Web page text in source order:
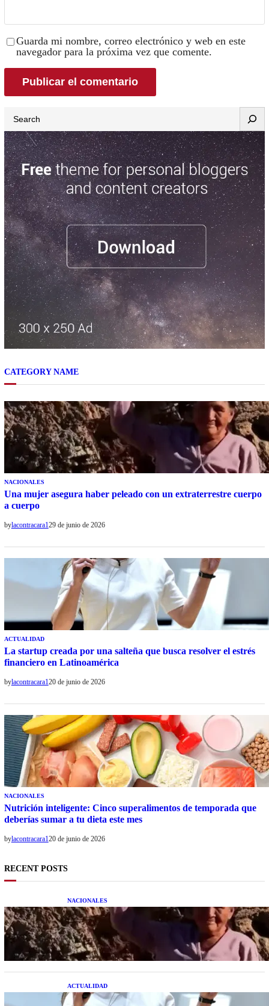
Guarda mi nombre, correo electrónico y web en este
navegador para la próxima vez que comente.
CATEGORY NAME
NACIONALES
Una mujer asegura haber peleado con un extraterrestre cuerpo
a cuerpo
bylacontracara129 de junio de 2026
ACTUALIDAD
La startup creada por una salteña que busca resolver el estrés
financiero en Latinoamérica
bylacontracara120 de junio de 2026
NACIONALES
Nutrición inteligente: Cinco superalimentos de temporada que
deberías sumar a tu dieta este mes
bylacontracara120 de junio de 2026
RECENT POSTS
NACIONALES
Una mujer asegura haber peleado con un
extraterrestre cuerpo a cuerpo
ACTUALIDAD
La startup creada por una salteña que busca